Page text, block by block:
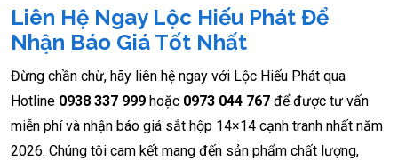
Liên Hệ Ngay Lộc Hiếu Phát Để
Nhận Báo Giá Tốt Nhất
Đừng chần chừ, hãy liên hệ ngay với Lộc Hiếu Phát qua
Hotline 0938 337 999 hoặc 0973 044 767 để được tư vấn
miễn phí và nhận báo giá sắt hộp 14×14 cạnh tranh nhất năm
2026. Chúng tôi cam kết mang đến sản phẩm chất lượng,